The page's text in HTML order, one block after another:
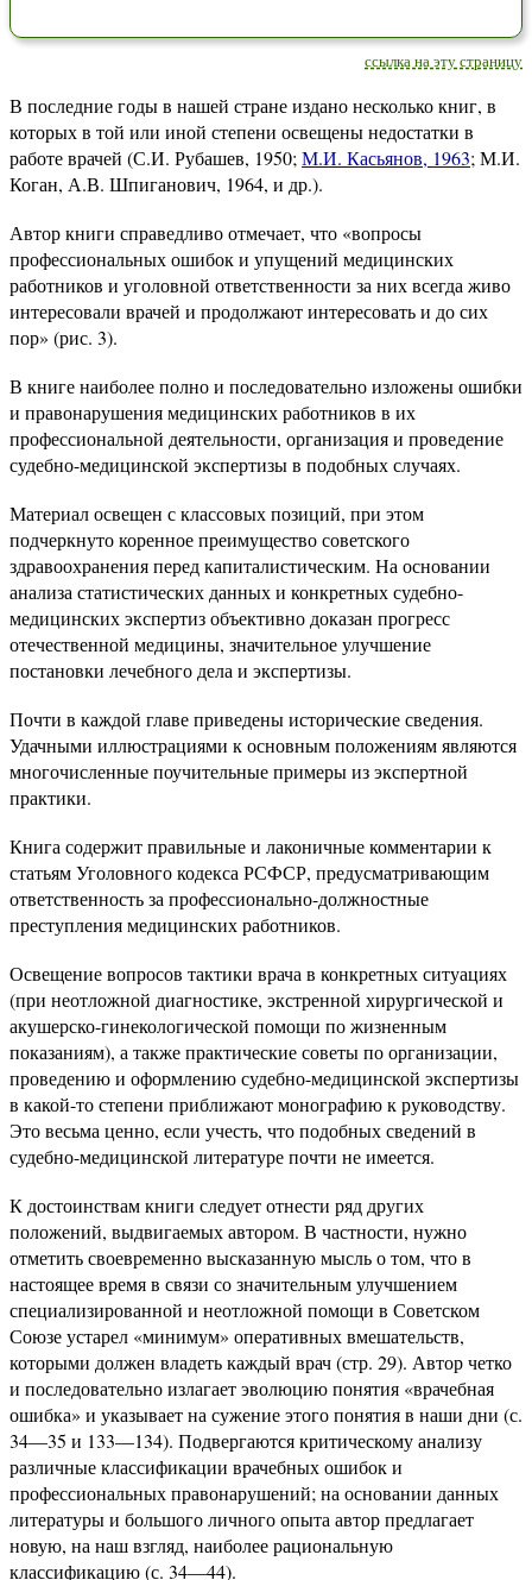
ссылка на эту страницу
В последние годы в нашей стране издано несколько книг, в
которых в той или иной степени освещены недостатки в
работе врачей (С.И. Рубашев, 1950; М.И. Касьянов, 1963; М.И.
Коган, А.В. Шпиганович, 1964, и др.).
Автор книги справедливо отмечает, что «вопросы
профессиональных ошибок и упущений медицинских
работников и уголовной ответственности за них всегда живо
интересовали врачей и продолжают интересовать и до сих
пор» (рис. 3).
В книге наиболее полно и последовательно изложены ошибки
и правонарушения медицинских работников в их
профессиональной деятельности, организация и проведение
судебно-медицинской экспертизы в подобных случаях.
Материал освещен с классовых позиций, при этом
подчеркнуто коренное преимущество советского
здравоохранения перед капиталистическим. На основании
анализа статистических данных и конкретных судебно-
медицинских экспертиз объективно доказан прогресс
отечественной медицины, значительное улучшение
постановки лечебного дела и экспертизы.
Почти в каждой главе приведены исторические сведения.
Удачными иллюстрациями к основным положениям являются
многочисленные поучительные примеры из экспертной
практики.
Книга содержит правильные и лаконичные комментарии к
статьям Уголовного кодекса РСФСР, предусматривающим
ответственность за профессионально-должностные
преступления медицинских работников.
Освещение вопросов тактики врача в конкретных ситуациях
(при неотложной диагностике, экстренной хирургической и
акушерско-гинекологической помощи по жизненным
показаниям), а также практические советы по организации,
проведению и оформлению судебно-медицинской экспертизы
в какой-то степени приближают монографию к руководству.
Это весьма ценно, если учесть, что подобных сведений в
судебно-медицинской литературе почти не имеется.
К достоинствам книги следует отнести ряд других
положений, выдвигаемых автором. В частности, нужно
отметить своевременно высказанную мысль о том, что в
настоящее время в связи со значительным улучшением
специализированной и неотложной помощи в Советском
Союзе устарел «минимум» оперативных вмешательств,
которыми должен владеть каждый врач (стр. 29). Автор четко
и последовательно излагает эволюцию понятия «врачебная
ошибка» и указывает на сужение этого понятия в наши дни (с.
34—35 и 133—134). Подвергаются критическому анализу
различные классификации врачебных ошибок и
профессиональных правонарушений; на основании данных
литературы и большого личного опыта автор предлагает
новую, на наш взгляд, наиболее рациональную
классификацию (с. 34—44).